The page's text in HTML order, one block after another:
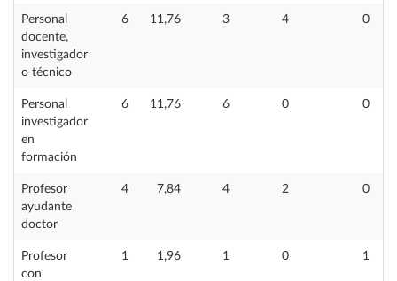
Personal
docente,
investigador
o técnico
6 11,76 3 4 0
Personal
investigador
en
formación
6 11,76 6 0 0
Profesor
ayudante
doctor
4 7,84 4 2 0
Profesor
con
1 1,96 1 0 1